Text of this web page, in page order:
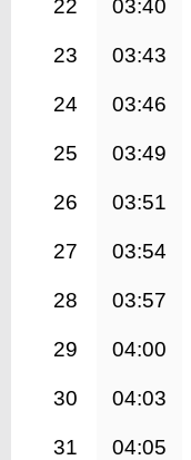
22 03:40
23 03:43
24 03:46
25 03:49
26 03:51
27 03:54
28 03:57
29 04:00
30 04:03
31 04:05